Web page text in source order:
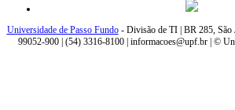
Universidade de Passo Fundo- Divisão de TI | BR 285, São
99052-900 | (54) 3316-8100 | informacoes@upf.br | ©